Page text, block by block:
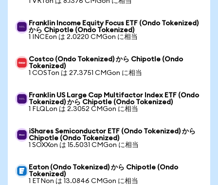
Franklin Income Equity Focus ETF (Ondo Tokenized)
から Chipotle (Ondo Tokenized)
1 INCEon は 2.0220 CMGon に相当
Costco (Ondo Tokenized) から Chipotle (Ondo
Tokenized)
1 COSTon は 27.3751 CMGon に相当
Franklin US Large Cap Multifactor Index ETF (Ondo
Tokenized) から Chipotle (Ondo Tokenized)
1 FLQLon は 2.3052 CMGon に相当
iShares Semiconductor ETF (Ondo Tokenized) から
Chipotle (Ondo Tokenized)
1 SOXXon は 15.5031 CMGon に相当
Eaton (Ondo Tokenized) から Chipotle (Ondo
Tokenized)
1 ETNon は 13.0846 CMGon に相当